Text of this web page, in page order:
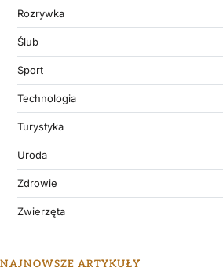
Rozrywka
Ślub
Sport
Technologia
Turystyka
Uroda
Zdrowie
Zwierzęta
NAJNOWSZE ARTYKUŁY